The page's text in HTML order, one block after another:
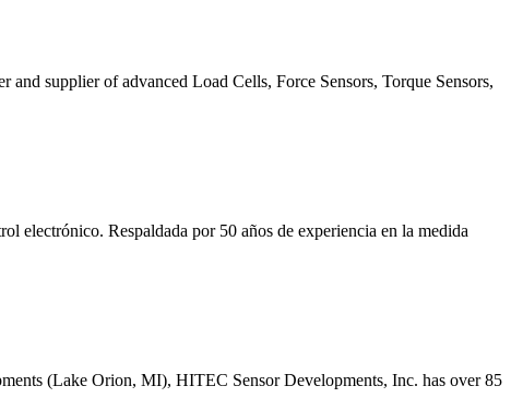
supplier of advanced Load Cells, Force Sensors, Torque Sensors,
electrónico. Respaldada por 50 años de experiencia en la medida
(Lake Orion, MI), HITEC Sensor Developments, Inc. has over 85